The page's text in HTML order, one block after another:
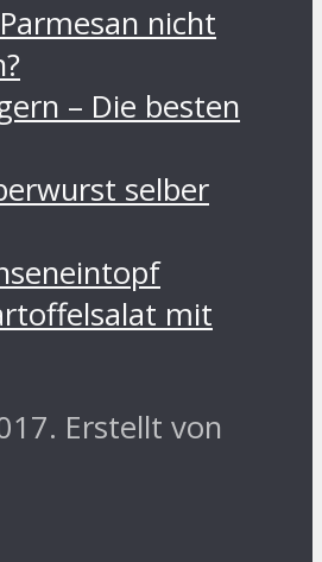
nicht
– Die besten
selber
mit
Erstellt von